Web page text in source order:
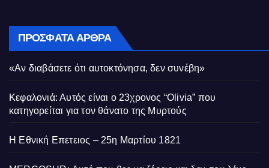
ΠΡΌΣΦΑΤΑ ΆΡΘΡΑ
«Αν διαβάσετε ότι αυτοκτόνησα, δεν συνέβη»
Κεφαλονιά: Αυτός είναι ο 23χρονος “Olivia” που
κατηγορείται για τον θάνατο της Μυρτούς
Η Εθνική Επετειος – 25η Μαρτίου 1821